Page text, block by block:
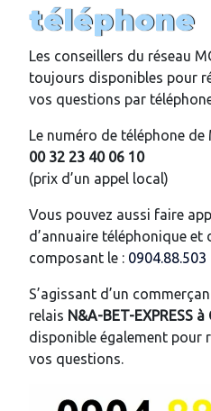
téléphone
Les conseillers du réseau
toujours disponibles pour
vos questions par
Le numéro de téléphone de
00 32 23 40 06 10
(prix d’un appel local)
Vous pouvez aussi faire
d’annuaire téléphonique et
composant le : 0904.88.503
S’agissant d’un
relais N&A-BET-EXPRESS à
disponible également pour
vos questions.